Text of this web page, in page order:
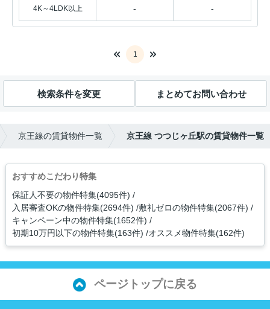
4K～4LDK以上 - -
1
検索条件を変更 まとめてお問い合わせ
京王線の賃貸物件一覧 京王線 つつじヶ丘駅の賃貸物件一覧
おすすめこだわり特集
保証人不要の物件特集(4095件)
入居審査OKの物件特集(2694件) 敷礼ゼロの物件特集(2067件)
キャンペーン中の物件特集(1652件)
初期10万円以下の物件特集(163件) オススメ物件特集(162件)
ページトップに戻る